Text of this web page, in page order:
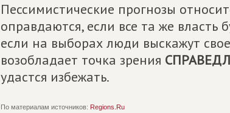
Пессимистические прогнозы
оправдаются, если все та же власть
если на выборах люди выскажут
возобладает точка зрения
удастся избежать.
По материалам источников: Regions.Ru